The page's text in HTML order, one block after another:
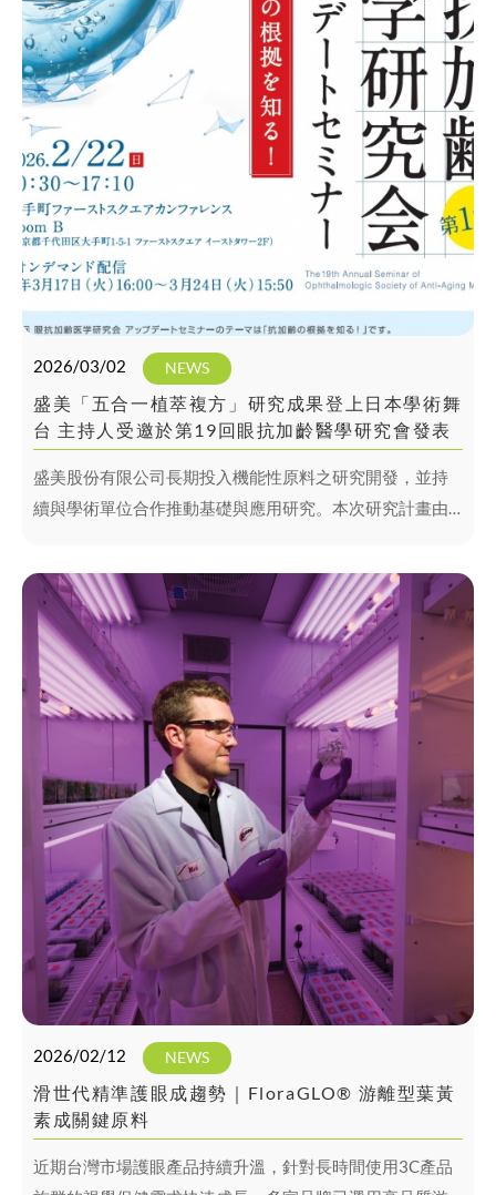
2026/03/02 NEWS
盛美「五合一植萃複方」研究成果登上日本學術舞
台 主持人受邀於第19回眼抗加齡醫學研究會發表
盛美股份有限公司長期投入機能性原料之研究開發，並持
續與學術單位合作推動基礎與應用研究。本次研究計畫由
行，針對植萃複方於眼部健康相關指標進行動物實驗評
估。
2026/02/12 NEWS
滑世代精準護眼成趨勢｜FloraGLO® 游離型葉黃
素成關鍵原料
近期台灣市場護眼產品持續升溫，針對長時間使用3C產品